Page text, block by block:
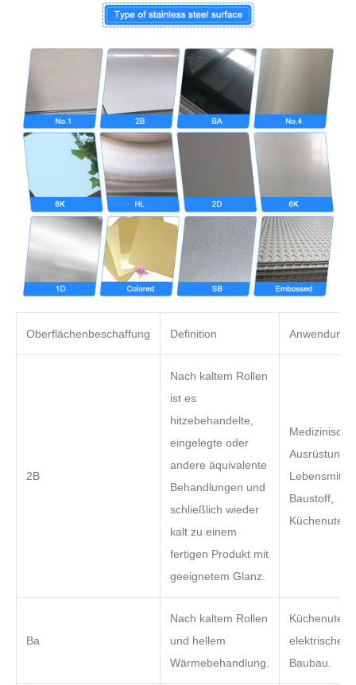
Oberflächenbeschaffung Definition Anwendung
2B
Nach kaltem Rollen
ist es
hitzebehandelte,
eingelegte oder
andere äquivalente
Behandlungen und
schließlich wieder
kalt zu einem
fertigen Produkt mit
geeignetem Glanz.
Medizinische
Ausrüstung,
Baustoff,
Ba
Nach kaltem Rollen
und hellem
Wärmebehandlung.
elektrische
Baubau.